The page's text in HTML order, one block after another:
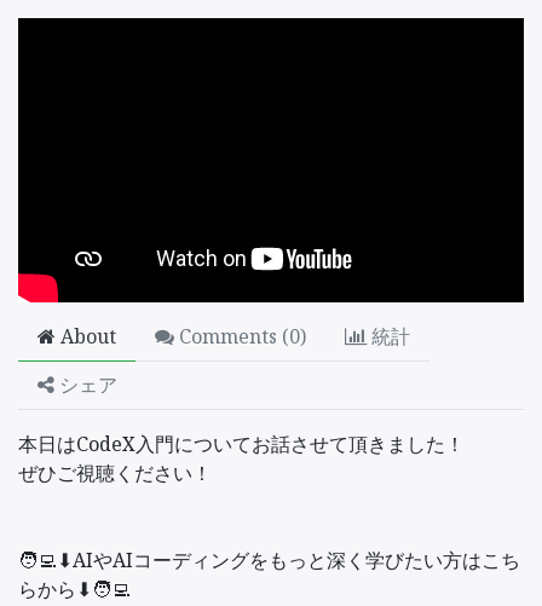
About Comments (0)
統計
シェア
本日はCodeX入門についてお話させて頂きました！
ぜひご視聴ください！
🧑‍💻⬇︎AIやAIコーディングをもっと深く学びたい方はこち
らから⬇︎🧑‍💻